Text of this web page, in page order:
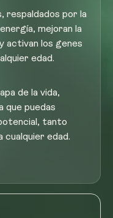
respaldados por la
mejoran la
activan los genes
edad.
de la vida,
que puedas
tanto
cualquier edad.